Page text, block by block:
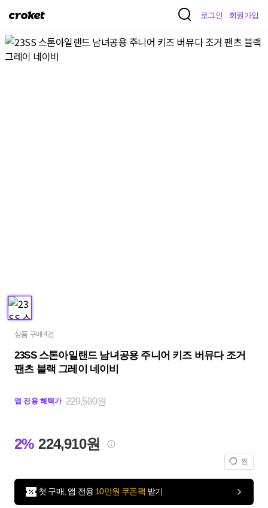
크
켓
로그인 회원가입
상품 구매 4건
23SS 스톤아일랜드 남녀공용 주니어 키즈 버뮤다 조거
팬츠 블랙 그레이 네이비
앱 전용 혜택가 229,500원
2% 224,910원
찜
첫 구매, 앱 전용 10만원 쿠폰팩 받기